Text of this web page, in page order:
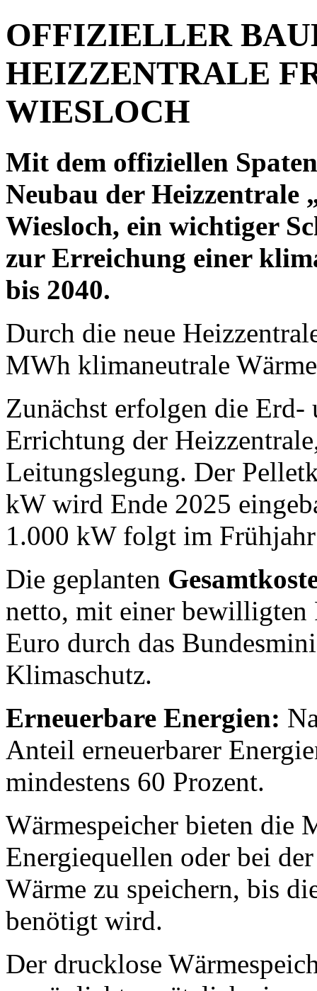
OFFIZIELLER
HEIZZENTRALE
WIESLOCH
Mit dem offiziellen
Neubau der Heizzentrale
Wiesloch, ein wichtiger
zur Erreichung einer
bis 2040.
Durch die neue
MWh klimaneutrale
Zunächst erfolgen die Erd-
Errichtung der
Leitungslegung. Der
kW wird Ende 2025
1.000 kW folgt im
Die geplanten
netto, mit einer
Euro durch das
Klimaschutz.
Erneuerbare Energien:
Anteil erneuerbarer
mindestens 60 Prozent.
Wärmespeicher bieten die
Energiequellen oder bei
Wärme zu speichern, bis
benötigt wird.
Der drucklose